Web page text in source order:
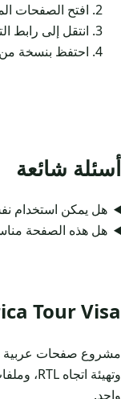
افتح الصفحات
انتقل إلى رابط
احتفظ بنسخة
أسئلة شائعة
هل يمكن استخدام
هل هذه الصفحة
Tour Visa
مشروع صفحات عربية
واحد.